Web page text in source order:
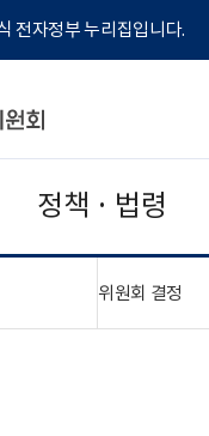
전자정부 누리집입니다.
정책 · 법령
위원회 결정